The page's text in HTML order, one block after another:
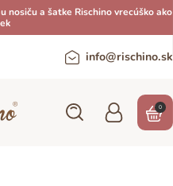
nosiču a šatke Rischino vrecúško ako
info@rischino.sk
0